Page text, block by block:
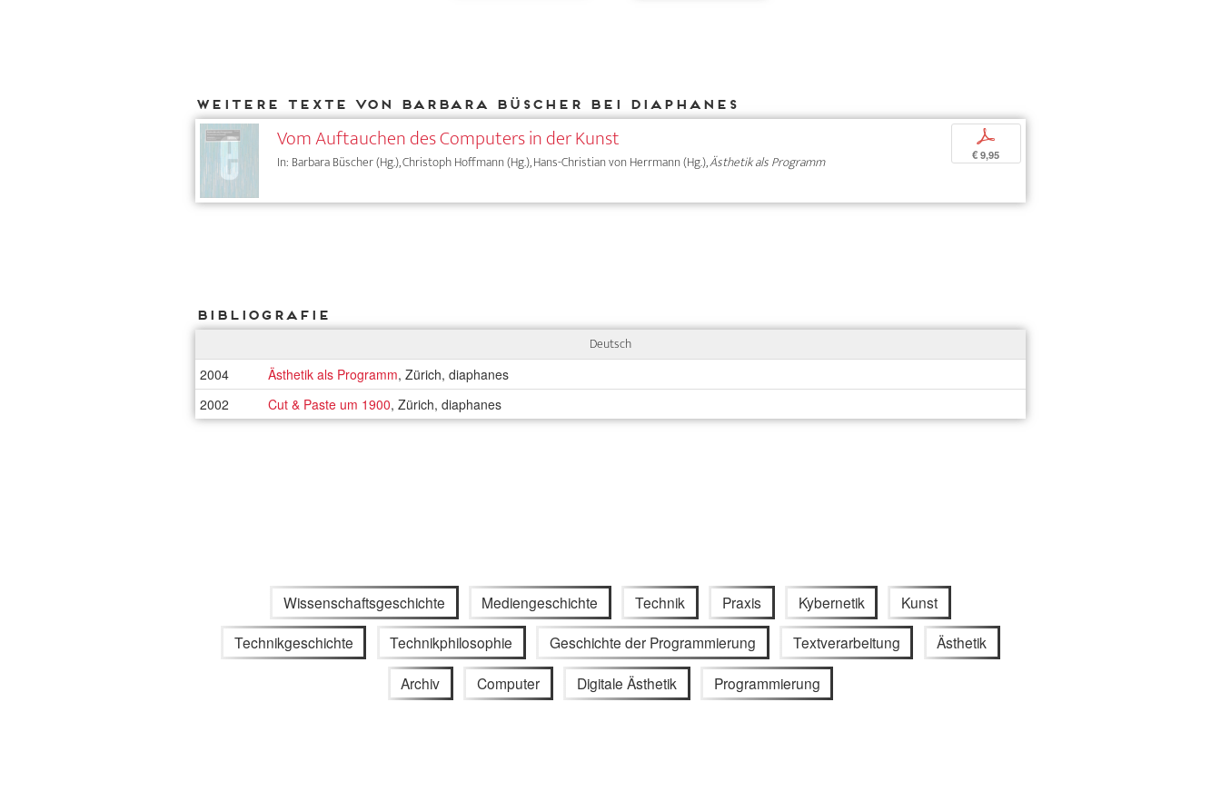
Weitere Texte von Barbara Büscher bei DIAPHANES
Vom Auftauchen des Computers in der Kunst
In: Barbara Büscher (Hg.), Christoph Hoffmann (Hg.), Hans-Christian von Herrmann (Hg.),Ästhetik als Programm
p
€ 9,95
Bibliografie
Deutsch
2004 Ästhetik als Programm, Zürich, diaphanes
2002
Cut & Paste um 1900, Zürich, diaphanes
Wissenschaftsgeschichte Mediengeschichte Technik Praxis Kybernetik Kunst
Technikgeschichte Technikphilosophie Geschichte der Programmierung Textverarbeitung Ästhetik
Archiv Computer Digitale Ästhetik Programmierung